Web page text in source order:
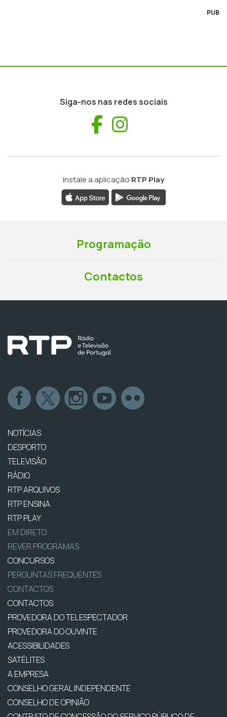
PUB
Siga-nos nas redes sociais
Facebook
Instale a aplicação RTP Play
Programação
Contactos
NOTÍCIAS
DESPORTO
TELEVISÃO
RÁDIO
RTP ARQUIVOS
RTP ENSINA
RTP PLAY
EM DIRETO
REVER PROGRAMAS
CONCURSOS
PERGUNTAS FREQUENTES
CONTACTOS
CONTACTOS
PROVEDORA DO TELESPECTADOR
PROVEDORA DO OUVINTE
ACESSIBILIDADES
SATÉLITES
A EMPRESA
CONSELHO GERAL INDEPENDENTE
CONSELHO DE OPINIÃO